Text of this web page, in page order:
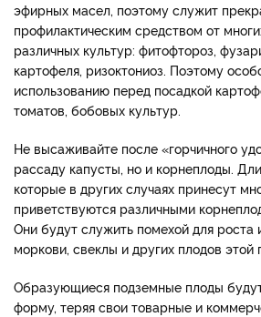
эфирных масел, поэтому служит
профилактическим средством от
различных культур: фитофтороз,
картофеля, ризоктониоз. Поэтому
использованию перед посадкой
томатов, бобовых культур.
Не высаживайте после «горчичного
рассаду капусты, но и корнеплоды.
которые в других случаях принесут
приветствуются различными
Они будут служить помехой для роста
моркови, свеклы и других плодов этой
Образующиеся подземные плоды
форму, теряя свои товарные и